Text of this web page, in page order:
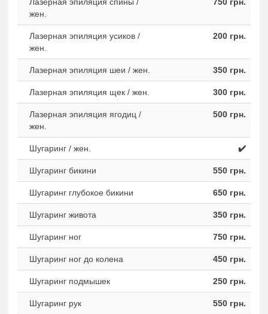
жен.
Лазерная эпиляция усиков /
жен.
200 грн.
Лазерная эпиляция шеи / жен. 350 грн.
Лазерная эпиляция щек / жен. 300 грн.
Лазерная эпиляция ягодиц /
жен.
500 грн.
Шугаринг / жен. ✔️
Шугаринг бикини 550 грн.
Шугаринг глубокое бикини 650 грн.
Шугаринг живота 350 грн.
Шугаринг ног 750 грн.
Шугаринг ног до колена 450 грн.
Шугаринг подмышек 250 грн.
Шугаринг рук 550 грн.